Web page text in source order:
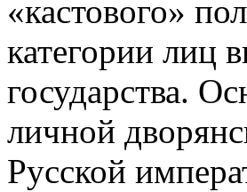
«кастового»
категории лиц
государства.
личной
Русской